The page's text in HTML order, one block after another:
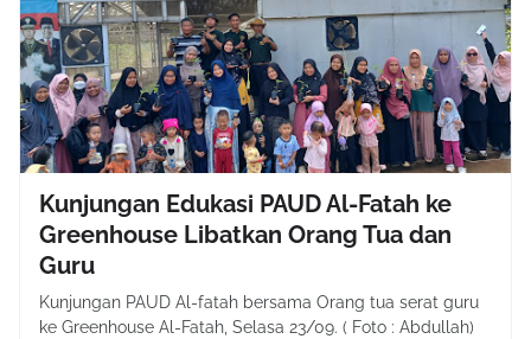
Kunjungan Edukasi PAUD Al-Fatah ke
Greenhouse Libatkan Orang Tua dan
Guru
Kunjungan PAUD Al-fatah bersama Orang tua serat guru
ke Greenhouse Al-Fatah, Selasa 23/09. ( Foto : Abdullah)